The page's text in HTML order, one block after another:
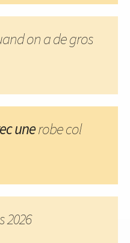
on a de gros
unerobe col
2026